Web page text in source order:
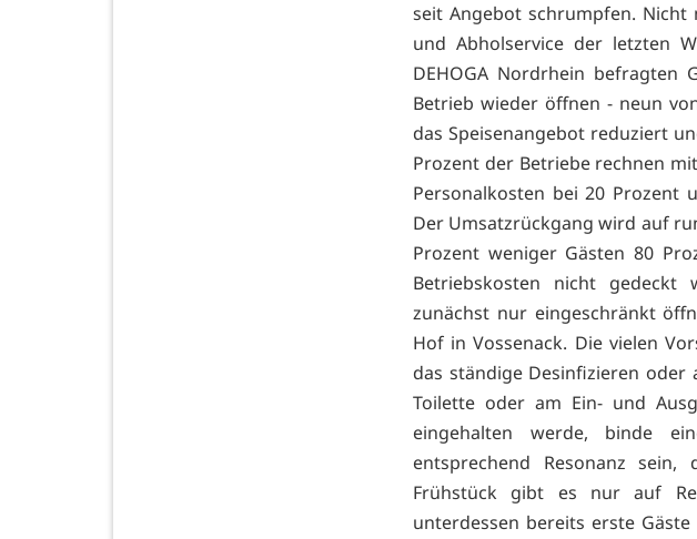
seit Angebot schrumpfen.
und Abholservice der letzten
DEHOGA Nordrhein befragten
Betrieb wieder öffnen - neun
das Speisenangebot reduziert
Prozent der Betriebe rechnen
Personalkosten bei 20 Prozent
Der Umsatzrückgang wird auf
Prozent weniger Gästen 80
Betriebskosten nicht gedeckt
zunächst nur eingeschränkt
Hof in Vossenack. Die vielen
das ständige Desinfizieren
Toilette oder am Ein- und
eingehalten werde, binde
entsprechend Resonanz
Frühstück gibt es nur auf
unterdessen bereits erste